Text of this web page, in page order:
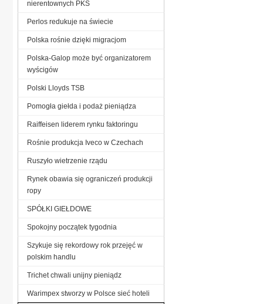
nierentownych PKS
Perlos redukuje na świecie
Polska rośnie dzięki migracjom
Polska-Galop może być organizatorem
wyścigów
Polski Lloyds TSB
Pomogła giełda i podaż pieniądza
Raiffeisen liderem rynku faktoringu
Rośnie produkcja Iveco w Czechach
Ruszyło wietrzenie rządu
Rynek obawia się ograniczeń produkcji
ropy
SPÓŁKI GIEŁDOWE
Spokojny początek tygodnia
Szykuje się rekordowy rok przejęć w
polskim handlu
Trichet chwali unijny pieniądz
Warimpex stworzy w Polsce sieć hoteli